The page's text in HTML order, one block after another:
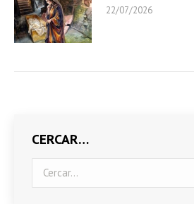
22/07/2026
CERCAR…